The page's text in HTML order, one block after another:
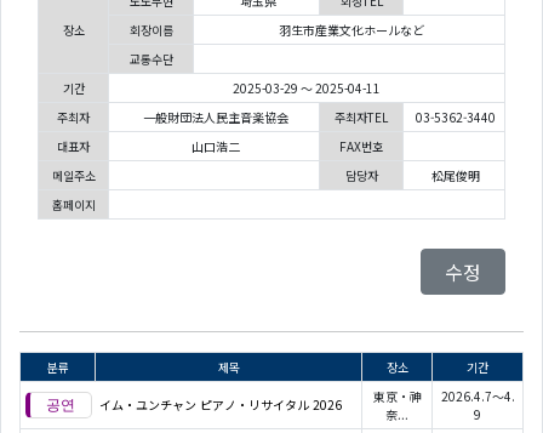
장소
회장이름
羽生市産業文化ホールなど
교통수단
기간
2025-03-29 ～ 2025-04-11
주최자
一般財団法人民主音楽協会 주최자TEL
03-5362-3440
대표자
山口浩二
FAX번호
메일주소
담당자
松尾俊明
홈페이지
수정
분류 제목 장소 기간
イム・ユンチャン ピアノ・リサイタル 2026
東京・神
奈...
2026.4.7～4.
9